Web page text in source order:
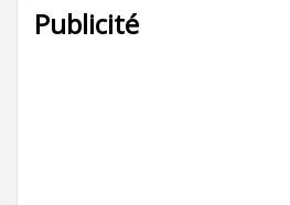
Publicité